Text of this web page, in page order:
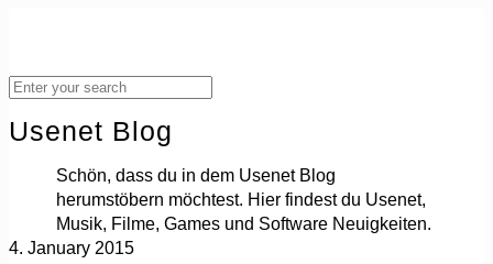
Usenet Blog
Schön, dass du in dem Usenet Blog
herumstöbern möchtest. Hier findest du Usenet,
Musik, Filme, Games und Software Neuigkeiten.
4. January 2015